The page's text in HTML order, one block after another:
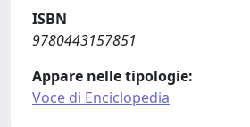
ISBN
9780443157851
Appare nelle tipologie:
Voce di Enciclopedia